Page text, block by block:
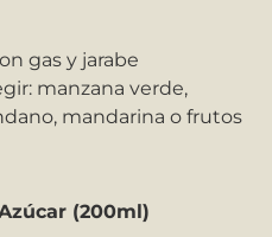
gas y jarabe
manzana verde,
mandarina o frutos
(200ml)